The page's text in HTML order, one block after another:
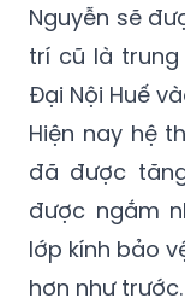
Nguyễn sẽ
trí cũ là
Đại Nội Huế
Hiện nay hệ
đã được
được ngắm
lớp kính bảo
hơn như trước.